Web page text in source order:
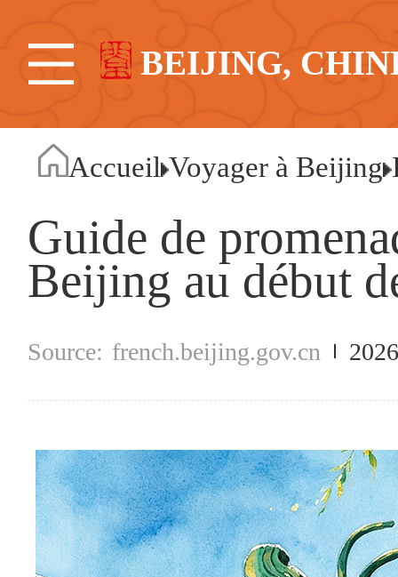
BEIJING,
Accueil Voyager à Beijing
Guide de
Beijing au début
french.beijing.gov.cn